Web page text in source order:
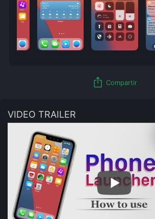
ios_share Compartir
VIDEO TRAILER